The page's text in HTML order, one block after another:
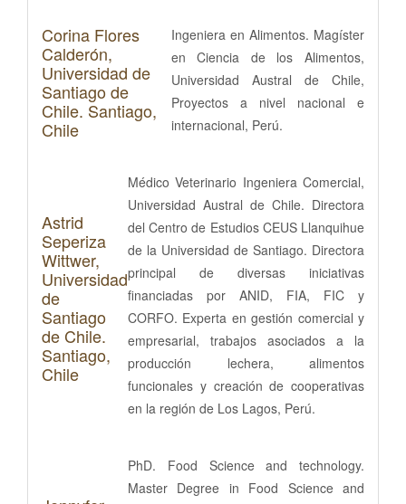
Corina Flores
Calderón,
Universidad de
Santiago de
Chile. Santiago,
Chile
Ingeniera en Alimentos. Magíster
en Ciencia de los Alimentos,
Universidad Austral de Chile,
Proyectos a nivel nacional e
internacional, Perú.
Astrid
Seperiza
Wittwer,
Universidad
de
Santiago
de Chile.
Santiago,
Chile
Médico Veterinario Ingeniera Comercial,
Universidad Austral de Chile. Directora
del Centro de Estudios CEUS Llanquihue
de la Universidad de Santiago. Directora
principal de diversas iniciativas
financiadas por ANID, FIA, FIC y
CORFO. Experta en gestión comercial y
empresarial, trabajos asociados a la
producción lechera, alimentos
funcionales y creación de cooperativas
en la región de Los Lagos, Perú.
PhD. Food Science and technology.
Master Degree in Food Science and